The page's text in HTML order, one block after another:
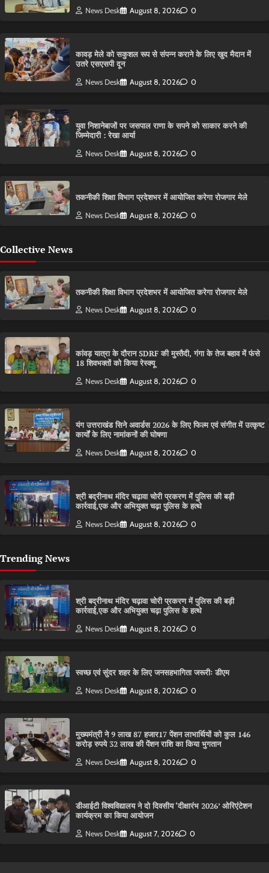
News Desk August 8, 2026 0
कावड़ मेले को सकुशल रूप से संपन्न कराने के लिए खुद मैदान में
उतरे एसएसपी दून
News Desk August 8, 2026 0
युवा निशानेबाजों पर जसपाल राणा के सपने को साकार करने की
जिम्मेदारी : रेखा आर्या
News Desk August 8, 2026 0
तकनीकी शिक्षा विभाग प्रदेशभर में आयोजित करेगा रोजगार मेले
News Desk August 8, 2026 0
Collective News
तकनीकी शिक्षा विभाग प्रदेशभर में आयोजित करेगा रोजगार मेले
News Desk August 8, 2026 0
कांवड़ यात्रा के दौरान SDRF की मुस्तैदी, गंगा के तेज बहाव में फंसे
18 शिवभक्तों को किया रेस्क्यू
News Desk August 8, 2026 0
यंग उत्तराखंड सिने अवार्डस 2026 के लिए फिल्म एवं संगीत में उत्कृष्ट
कार्यों के लिए नामांकनों की घोषणा
News Desk August 8, 2026 0
श्री बद्रीनाथ मंदिर चढ़ावा चोरी प्रकरण में पुलिस की बड़ी
कार्रवाई,एक और अभियुक्त चढ़ा पुलिस के हत्थे
News Desk August 8, 2026 0
Trending News
श्री बद्रीनाथ मंदिर चढ़ावा चोरी प्रकरण में पुलिस की बड़ी
कार्रवाई,एक और अभियुक्त चढ़ा पुलिस के हत्थे
News Desk August 8, 2026 0
स्वच्छ एवं सुंदर शहर के लिए जनसहभागिता जरूरीः डीएम
News Desk August 8, 2026 0
मुख्यमंत्री ने 9 लाख 87 हजार17 पेंशन लाभार्थियों को कुल 146
करोड़ रुपये 32 लाख की पेंशन राशि का किया भुगतान
News Desk August 8, 2026 0
डीआईटी विश्वविद्यालय ने दो दिवसीय ‘दीक्षारंभ 2026’ ओरिएंटेशन
कार्यक्रम का किया आयोजन
News Desk August 7, 2026 0